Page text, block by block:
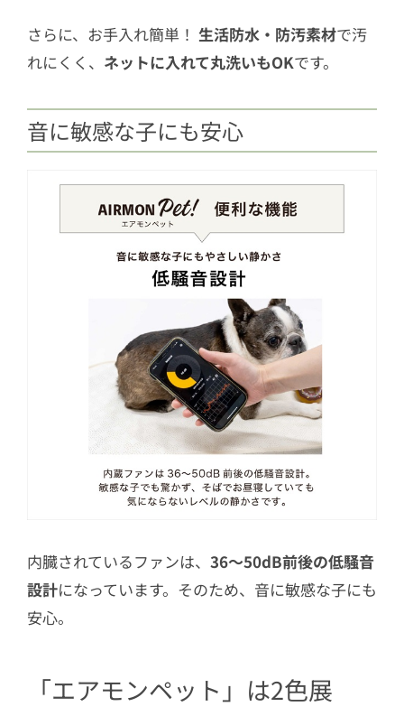
さらに、お手入れ簡単！ 生活防水・防汚素材で汚
れにくく、 ネットに入れて丸洗いもOKです。
音に敏感な子にも安心
内臓されているファンは、 36～50dB前後の低騒音
設計になっています。そのため、音に敏感な子にも
安心。
「エアモンペット」は2色展